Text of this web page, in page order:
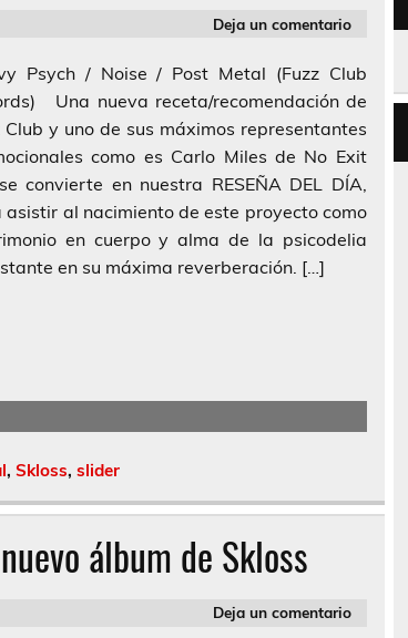
Deja un comentario
Psych / Noise / Post Metal (Fuzz Club
Una nueva receta/recomendación de
Club y uno de sus máximos representantes
como es Carlo Miles de No Exit
convierte en nuestra RESEÑA DEL DÍA,
asistir al nacimiento de este proyecto como
en cuerpo y alma de la psicodelia
en su máxima reverberación. […]
, Skloss, slider
álbum de Skloss
Deja un comentario